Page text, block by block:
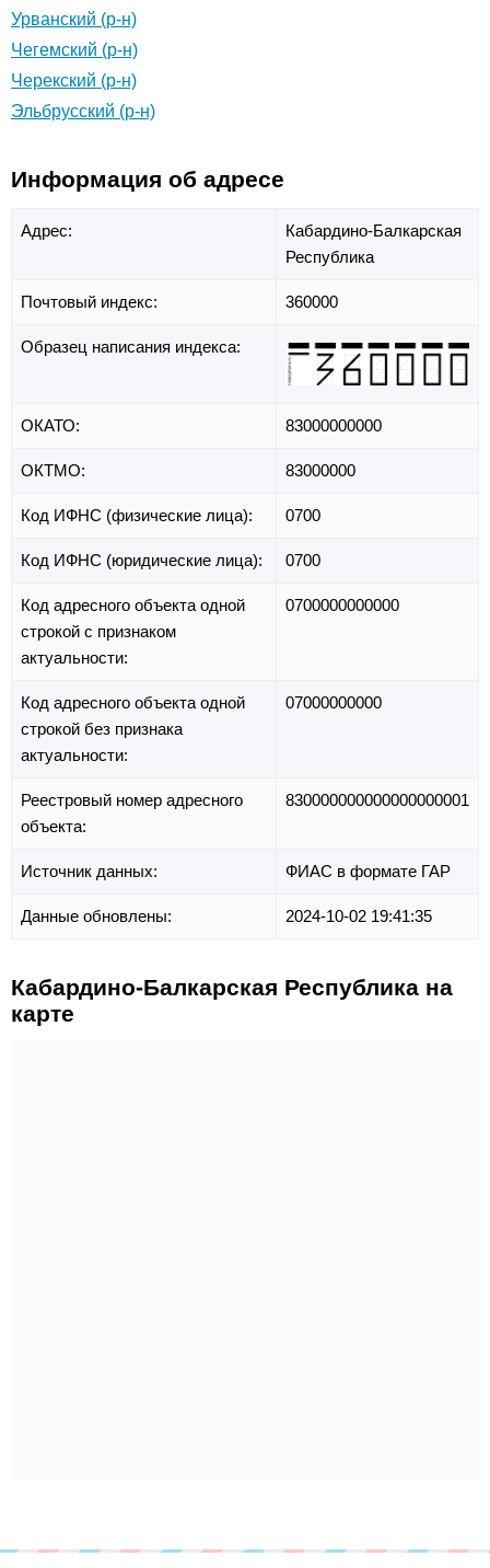
Урванский (р-н)
Чегемский (р-н)
Черекский (р-н)
Эльбрусский (р-н)
Информация об адресе
Адрес:
Кабардино-Балкарская
Республика
Почтовый индекс: 360000
Образец написания индекса:
ОКАТО: 83000000000
ОКТМО: 83000000
Код ИФНС (физические лица): 0700
Код ИФНС (юридические лица): 0700
Код адресного объекта одной
строкой с признаком
актуальности:
0700000000000
Код адресного объекта одной
строкой без признака
актуальности:
07000000000
Реестровый номер адресного
объекта:
830000000000000000001
Источник данных: ФИАС в формате ГАР
Данные обновлены: 2024-10-02 19:41:35
Кабардино-Балкарская Республика на
карте